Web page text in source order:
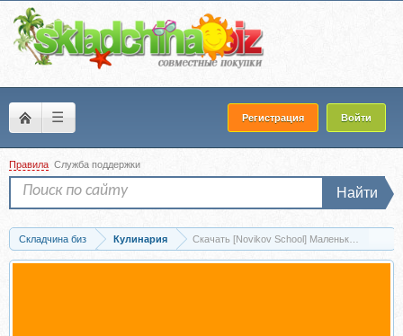
☰ Регистрация Войти
Правила Служба поддержки
Найти
Складчина биз Кулинария Скачать [Novikov Sсhool] Маленький